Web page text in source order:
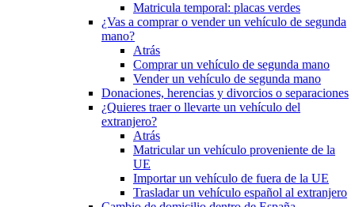
Matricula temporal: placas verdes
¿Vas a comprar o vender un vehículo de segunda
mano?
Atrás
Comprar un vehículo de segunda mano
Vender un vehículo de segunda mano
Donaciones, herencias y divorcios o separaciones
¿Quieres traer o llevarte un vehículo del
extranjero?
Atrás
Matricular un vehículo proveniente de la
UE
Importar un vehículo de fuera de la UE
Trasladar un vehículo español al extranjero